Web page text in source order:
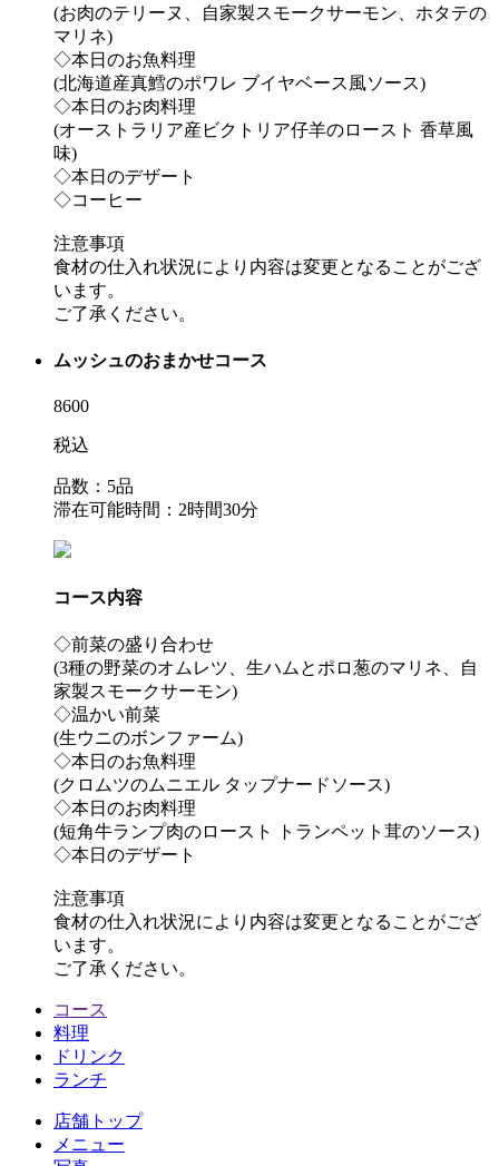
(お肉のテリーヌ、自家製スモークサーモン、ホタテの
マリネ)
◇本日のお魚料理
(北海道産真鱈のポワレ ブイヤベース風ソース)
◇本日のお肉料理
(オーストラリア産ビクトリア仔羊のロースト 香草風
味)
◇本日のデザート
◇コーヒー
注意事項
食材の仕入れ状況により内容は変更となることがござ
います。
ご了承ください。
ムッシュのおまかせコース
8600
税込
品数：5品
滞在可能時間：2時間30分
コース内容
◇前菜の盛り合わせ
(3種の野菜のオムレツ、生ハムとポロ葱のマリネ、自
家製スモークサーモン)
◇温かい前菜
(生ウニのボンファーム)
◇本日のお魚料理
(クロムツのムニエル タップナードソース)
◇本日のお肉料理
(短角牛ランプ肉のロースト トランペット茸のソース)
◇本日のデザート
注意事項
食材の仕入れ状況により内容は変更となることがござ
います。
ご了承ください。
コース
料理
ドリンク
ランチ
店舗トップ
メニュー